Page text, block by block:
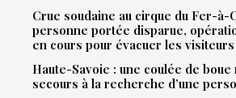
Crue soudaine au cirque du Fer-à-
personne portée disparue,
en cours pour évacuer les visiteurs
Haute-Savoie : une coulée de
secours à la recherche d’une